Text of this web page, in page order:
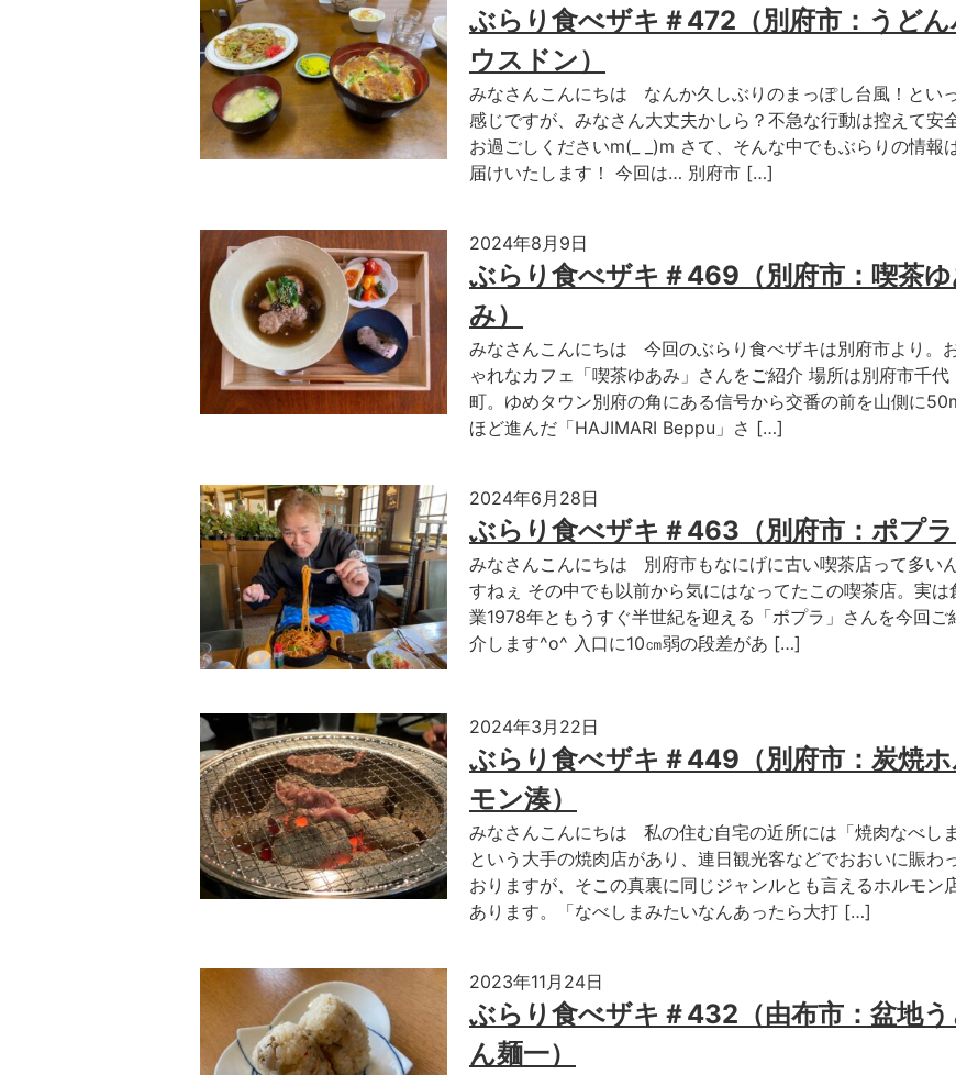
ぶらり食べザキ＃472（別府市：うどん
ウスドン）
みなさんこんにちは なんか久しぶりのまっぽし台風！とい
感じですが、みなさん大丈夫かしら？不急な行動は控えて安
お過ごしくださいm(_ _)m さて、そんな中でもぶらりの情報
届けいたします！ 今回は… 別府市 […]
2024年8月9日
ぶらり食べザキ＃469（別府市：喫茶ゆ
み）
みなさんこんにちは 今回のぶらり食べザキは別府市より。
ゃれなカフェ「喫茶ゆあみ」さんをご紹介 場所は別府市千代
町。ゆめタウン別府の角にある信号から交番の前を山側に
ほど進んだ「HAJIMARI Beppu」さ […]
2024年6月28日
ぶらり食べザキ＃463（別府市：ポプラ
みなさんこんにちは 別府市もなにげに古い喫茶店って多い
すねぇ その中でも以前から気にはなってたこの喫茶店。実は
業1978年ともうすぐ半世紀を迎える「ポプラ」さんを今回ご
介します^o^ 入口に10㎝弱の段差があ […]
2024年3月22日
ぶらり食べザキ＃449（別府市：炭焼
モン湊）
みなさんこんにちは 私の住む自宅の近所には「焼肉なべしま
という大手の焼肉店があり、連日観光客などでおおいに賑わ
おりますが、そこの真裏に同じジャンルとも言えるホルモン
あります。「なべしまみたいなんあったら大打 […]
2023年11月24日
ぶらり食べザキ＃432（由布市：盆地
ん麺一）